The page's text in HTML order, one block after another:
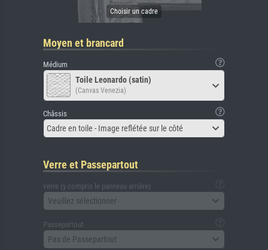
Moyen et brancard
Médium
Toile Leonardo (satin)
(Canvas Venezia)
Châssis
Cadre en toile - Image reflétée sur le côté
Verre et Passepartout
verre (y compris le panneau arrière)
Veuillez sélectionner
Passepartout
Pas de Passepartout